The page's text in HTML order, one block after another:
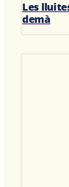
Les
demà